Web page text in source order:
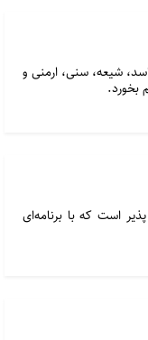
شیعه، سنی، ارمنی و
بخورد.
است که با برنامه‌ای